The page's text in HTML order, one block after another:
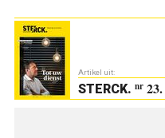
Artikel uit:
STERCK. nr23.